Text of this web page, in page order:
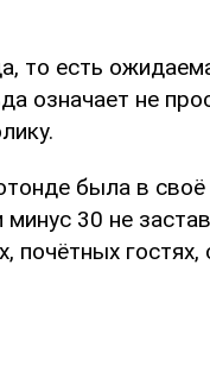
то есть
означает не
была в своё
минус 30 не
гостях,